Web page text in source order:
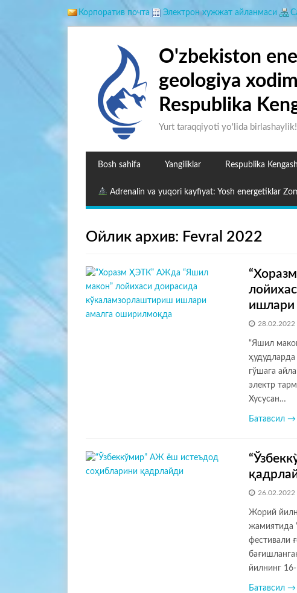
Корпоратив почта Электрон хужжат айланмаси
O'zbekiston
geologiya
Respublika
Yurt taraqqiyoti yo'lida birlashaylik!
Bosh sahifa Yangiliklar Respublika
Adrenalin va yuqori kayfiyat: Yosh energetiklar
Ойлик архив: Fevral 2022
ишлари
28.02.2022
“Яшил
гўшага
электр
Хусусан…
Батавсил →
26.02.2022
Жорий
жамиятида
фестивали
йилнинг
Батавсил →